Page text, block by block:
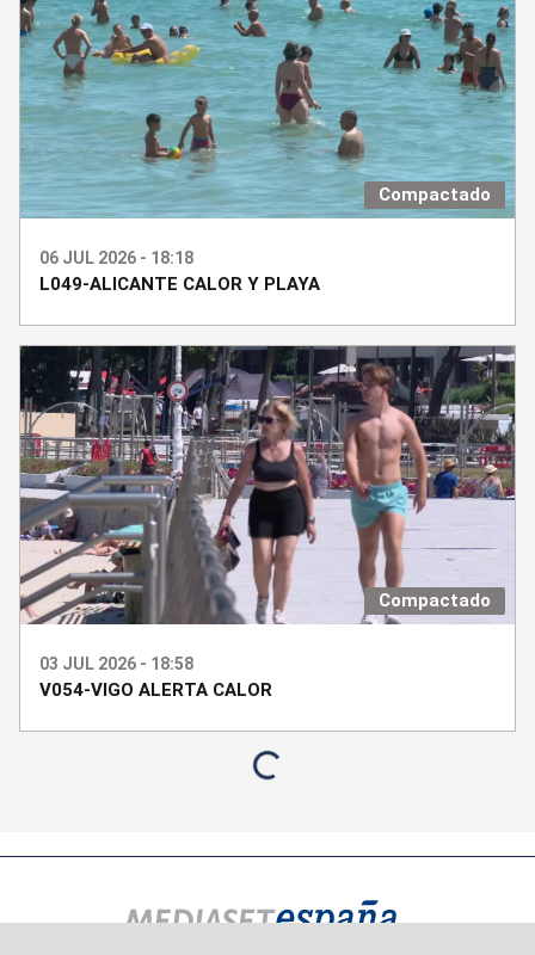
Compactado
06 JUL 2026 - 18:18
L049-ALICANTE CALOR Y PLAYA
Compactado
03 JUL 2026 - 18:58
V054-VIGO ALERTA CALOR